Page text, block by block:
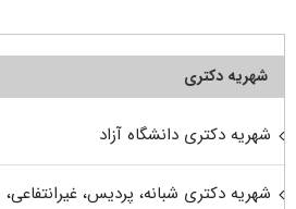
شهریه دکتری
شهریه دکتری دانشگاه آزاد
شهریه دکتری شبانه، پردیس، غیرانتفاعی،